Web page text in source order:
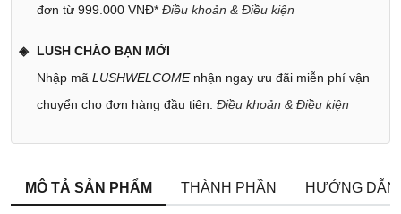
đơn từ 999.000 VNĐ* Điều khoản & Điều kiện
LUSH CHÀO BẠN MỚI
Nhập mã LUSHWELCOMEnhận ngay ưu đãi miễn phí vận
chuyển cho đơn hàng đầu tiên. Điều khoản & Điều kiện
MÔ TẢ SẢN PHẨM THÀNH PHẦN HƯỚNG